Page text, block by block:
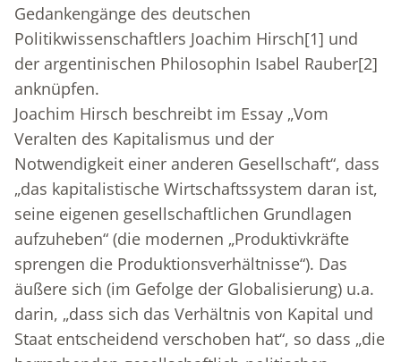
Gedankengänge des deutschen
Politikwissenschaftlers Joachim Hirsch[1] und
der argentinischen Philosophin Isabel Rauber[2]
anknüpfen.
Joachim Hirsch beschreibt im Essay „Vom
Veralten des Kapitalismus und der
Notwendigkeit einer anderen Gesellschaft“, dass
„das kapitalistische Wirtschaftssystem daran ist,
seine eigenen gesellschaftlichen Grundlagen
aufzuheben“ (die modernen „Produktivkräfte
sprengen die Produktionsverhältnisse“). Das
äußere sich (im Gefolge der Globalisierung) u.a.
darin, „dass sich das Verhältnis von Kapital und
Staat entscheidend verschoben hat“, so dass „die